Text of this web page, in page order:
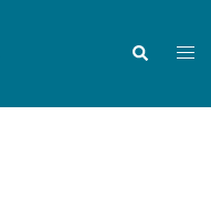
Suche
Menü